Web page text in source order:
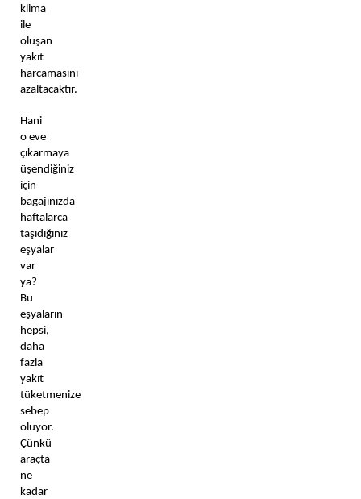
klima
ile
oluşan
yakıt
harcamasını
Hani
o eve
çıkarmaya
üşendiğiniz
için
bagajınızda
haftalarca
taşıdığınız
eşyalar
var
ya?
Bu
eşyaların
hepsi,
daha
fazla
yakıt
tüketmenize
sebep
oluyor.
Çünkü
araçta
ne
kadar